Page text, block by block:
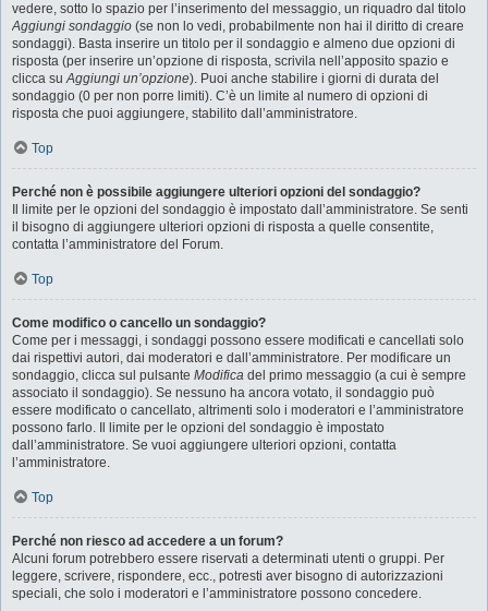
vedere, sotto lo spazio per l’inserimento del messaggio, un riquadro dal titolo
Aggiungi sondaggio (se non lo vedi, probabilmente non hai il diritto di creare
sondaggi). Basta inserire un titolo per il sondaggio e almeno due opzioni di
risposta (per inserire un’opzione di risposta, scrivila nell’apposito spazio e
clicca suAggiungi un’opzione). Puoi anche stabilire i giorni di durata del
sondaggio (0 per non porre limiti). C’è un limite al numero di opzioni di
risposta che puoi aggiungere, stabilito dall’amministratore.
Top
Perché non è possibile aggiungere ulteriori opzioni del sondaggio?
Il limite per le opzioni del sondaggio è impostato dall’amministratore. Se senti
il bisogno di aggiungere ulteriori opzioni di risposta a quelle consentite,
contatta l’amministratore del Forum.
Top
Come modifico o cancello un sondaggio?
Come per i messaggi, i sondaggi possono essere modificati e cancellati solo
dai rispettivi autori, dai moderatori e dall’amministratore. Per modificare un
sondaggio, clicca sul pulsante Modifica del primo messaggio (a cui è sempre
associato il sondaggio). Se nessuno ha ancora votato, il sondaggio può
essere modificato o cancellato, altrimenti solo i moderatori e l’amministratore
possono farlo. Il limite per le opzioni del sondaggio è impostato
dall’amministratore. Se vuoi aggiungere ulteriori opzioni, contatta
l’amministratore.
Top
Perché non riesco ad accedere a un forum?
Alcuni forum potrebbero essere riservati a determinati utenti o gruppi. Per
leggere, scrivere, rispondere, ecc., potresti aver bisogno di autorizzazioni
speciali, che solo i moderatori e l’amministratore possono concedere.